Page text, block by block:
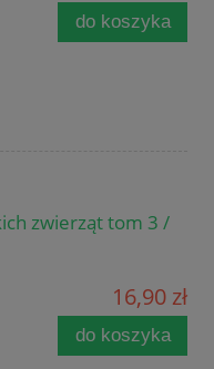
do koszyka
zwierząt tom 3 /
16,90 zł
do koszyka